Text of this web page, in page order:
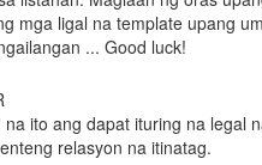
mga ligal na template upang
... Good luck!
na ito ang dapat ituring na legal
relasyon na itinatag.